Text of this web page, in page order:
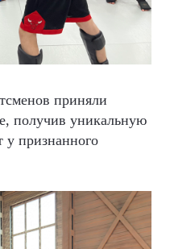
приняли
получив уникальную
у признанного